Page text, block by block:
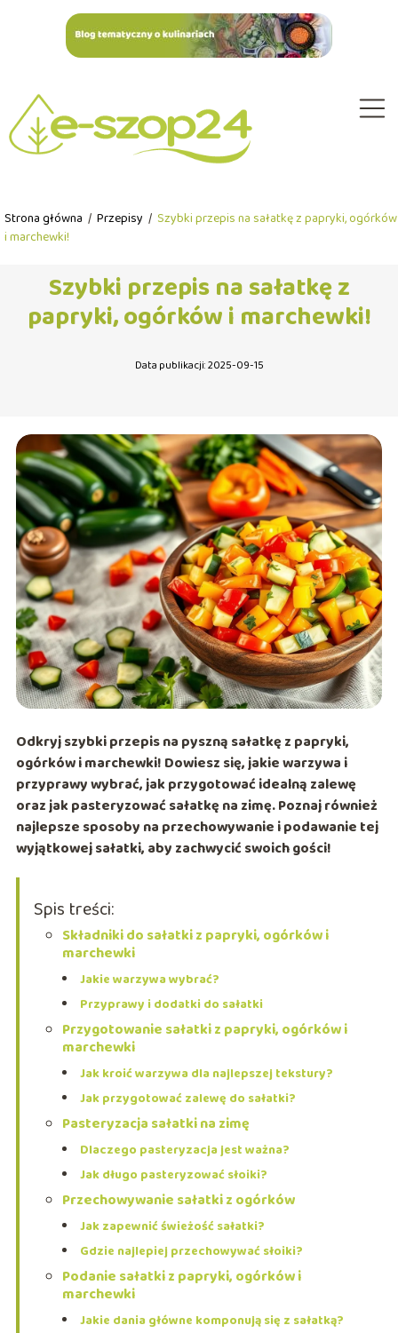
Strona główna / Przepisy / Szybki przepis na sałatkę z papryki, ogórków
i marchewki!
Szybki przepis na sałatkę z
papryki, ogórków i marchewki!
Data publikacji: 2025-09-15
Odkryj szybki przepis na pyszną sałatkę z papryki,
ogórków i marchewki! Dowiesz się, jakie warzywa i
przyprawy wybrać, jak przygotować idealną zalewę
oraz jak pasteryzować sałatkę na zimę. Poznaj również
najlepsze sposoby na przechowywanie i podawanie tej
wyjątkowej sałatki, aby zachwycić swoich gości!
Spis treści:
Składniki do sałatki z papryki, ogórków i
marchewki
Jakie warzywa wybrać?
Przyprawy i dodatki do sałatki
Przygotowanie sałatki z papryki, ogórków i
marchewki
Jak kroić warzywa dla najlepszej tekstury?
Jak przygotować zalewę do sałatki?
Pasteryzacja sałatki na zimę
Dlaczego pasteryzacja jest ważna?
Jak długo pasteryzować słoiki?
Przechowywanie sałatki z ogórków
Jak zapewnić świeżość sałatki?
Gdzie najlepiej przechowywać słoiki?
Podanie sałatki z papryki, ogórków i
marchewki
Jakie dania główne komponują się z sałatką?